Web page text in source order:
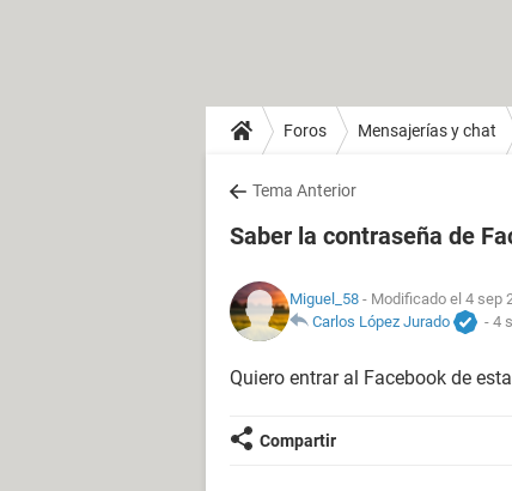
Foros Mensajerías y chat
Tema Anterior
Saber la contraseña de
Miguel_58 - Modificado el 4 sep
Carlos López Jurado
- 4
Quiero entrar al Facebook de
Compartir